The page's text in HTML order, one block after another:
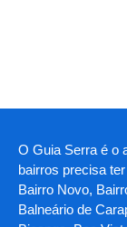
O Guia Serra é o
bairros precisa
Bairro Novo,
Balneário de